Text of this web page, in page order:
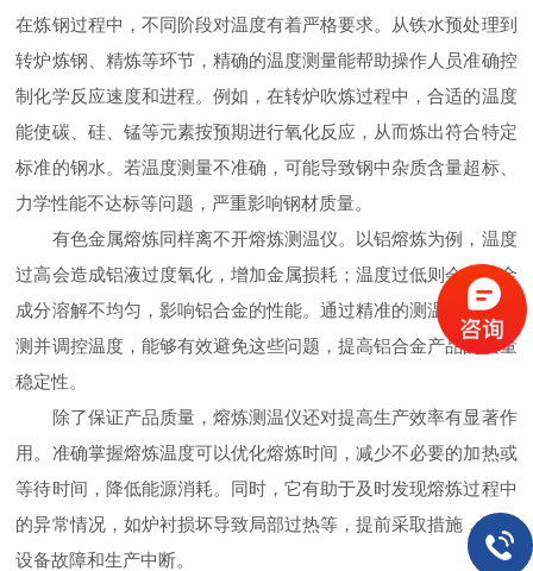
在炼钢过程中，不同阶段对温度有着严格要求。从铁水预处理到
转炉炼钢、精炼等环节，精确的温度测量能帮助操作人员准确控
制化学反应速度和进程。例如，在转炉吹炼过程中，合适的温度
能使碳、硅、锰等元素按预期进行氧化反应，从而炼出符合特定
标准的钢水。若温度测量不准确，可能导致钢中杂质含量超标、
力学性能不达标等问题，严重影响钢材质量。
有色金属熔炼同样离不开熔炼测温仪。以铝熔炼为例，温度
过高会造成铝液过度氧化，增加金属损耗；温度过低则会使合金
成分溶解不均匀，影响铝合金的性能。通过精准的测温仪实时监
测并调控温度，能够有效避免这些问题，提高铝合金产品的质量
稳定性。
除了保证产品质量，熔炼测温仪还对提高生产效率有显著作
用。准确掌握熔炼温度可以优化熔炼时间，减少不必要的加热或
等待时间，降低能源消耗。同时，它有助于及时发现熔炼过程中
的异常情况，如炉衬损坏导致局部过热等，提前采取措施，避免
设备故障和生产中断。